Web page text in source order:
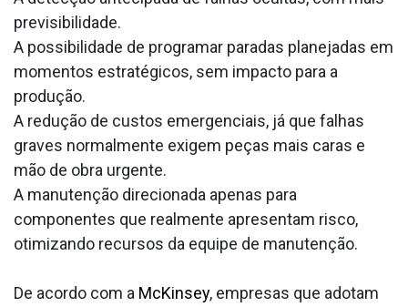
previsibilidade.
A possibilidade de programar paradas planejadas em
momentos estratégicos, sem impacto para a
produção.
A redução de custos emergenciais, já que falhas
graves normalmente exigem peças mais caras e
mão de obra urgente.
A manutenção direcionada apenas para
componentes que realmente apresentam risco,
otimizando recursos da equipe de manutenção.
De acordo com a McKinsey, empresas que adotam